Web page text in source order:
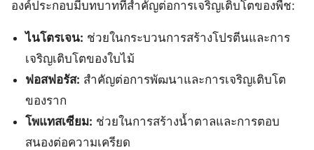
องค์ประกอบมีบทบาทที่สำคัญต่อการเจริญเติบโตของพืช:
ไนโตรเจน: ช่วยในกระบวนการสร้างโปรตีนและการ
เจริญเติบโตของใบไม้
ฟอสฟอรัส: สำคัญต่อการพัฒนาและการเจริญเติบโต
ของราก
โพแทสเซียม: ช่วยในการสร้างน้ำตาลและการตอบ
สนองต่อความเครียด